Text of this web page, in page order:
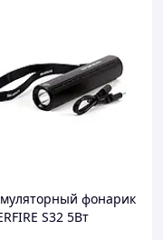
фонарик
S32 5Вт